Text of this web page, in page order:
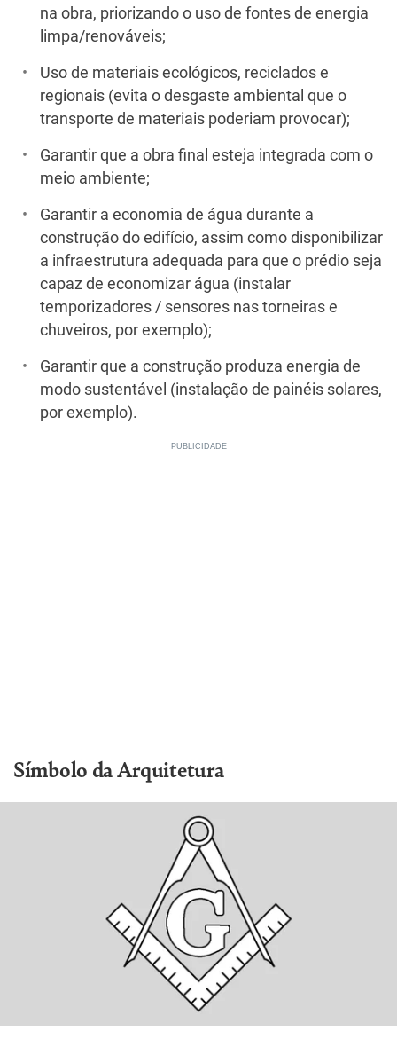
na obra, priorizando o uso de fontes de energia
limpa/renováveis;
Uso de materiais ecológicos, reciclados e
regionais (evita o desgaste ambiental que o
transporte de materiais poderiam provocar);
Garantir que a obra final esteja integrada com o
meio ambiente;
Garantir a economia de água durante a
construção do edifício, assim como disponibilizar
a infraestrutura adequada para que o prédio seja
capaz de economizar água (instalar
temporizadores / sensores nas torneiras e
chuveiros, por exemplo);
Garantir que a construção produza energia de
modo sustentável (instalação de painéis solares,
por exemplo).
Símbolo da Arquitetura